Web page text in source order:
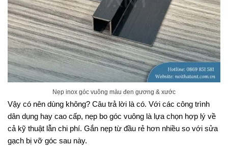
Nẹp inox góc vuông màu đen gương & xước
Vậy có nên dùng không? Câu trả lời là có. Với các công trình
dân dụng hay cao cấp, nẹp bo góc vuông là lựa chọn hợp lý về
cả kỹ thuật lẫn chi phí. Gắn nẹp từ đầu rẻ hơn nhiều so với sửa
gạch bị vỡ góc sau này.